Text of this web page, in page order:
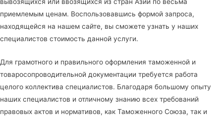
приемлемым ценам. Воспользовавшись формой запроса,
находящейся на нашем сайте, вы сможете узнать у наших
специалистов стоимость данной услуги.
Для грамотного и правильного оформления таможенной и
товаросопроводительной документации требуется работа
целого коллектива специалистов. Благодаря большому опыту
наших специалистов и отличному знанию всех требований
правовых актов и нормативов, как Таможенного Союза, так и